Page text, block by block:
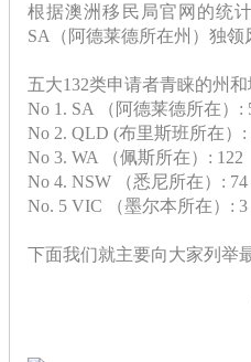
根据澳洲移民局官网的统
SA（阿德莱德所在州）独领
五大132类申请者青睐的州和
No 1. SA （阿德莱德所在）:
No 2. QLD (布里斯班所在）:
No 3. WA （佩斯所在）: 122
No 4. NSW （悉尼所在）: 74
No. 5 VIC （墨尔本所在）: 3
下面我们就主要向大家列举